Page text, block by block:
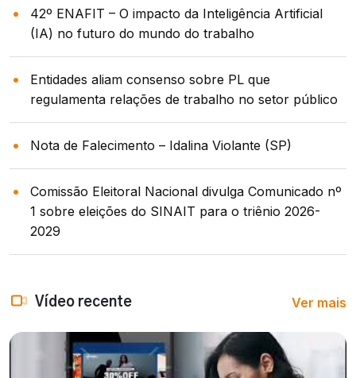
42º ENAFIT – O impacto da Inteligência Artificial
(IA) no futuro do mundo do trabalho
Entidades aliam consenso sobre PL que
regulamenta relações de trabalho no setor público
Nota de Falecimento – Idalina Violante (SP)
Comissão Eleitoral Nacional divulga Comunicado nº
1 sobre eleições do SINAIT para o triênio 2026-
2029
Vídeo recente Ver mais